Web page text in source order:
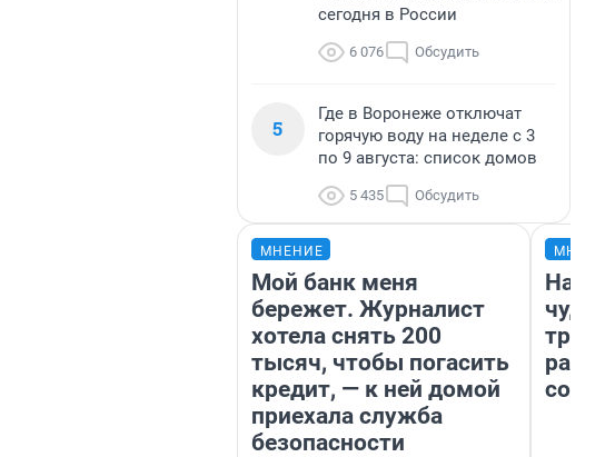
сегодня в России
6 076 Обсудить
5
Где в Воронеже отключат
горячую воду на неделе с 3
по 9 августа: список домов
5 435 Обсудить
МНЕНИЕ
Мой банк меня
бережет. Журналист
хотела снять 200
тысяч, чтобы погасить
кредит, — к ней домой
приехала служба
безопасности